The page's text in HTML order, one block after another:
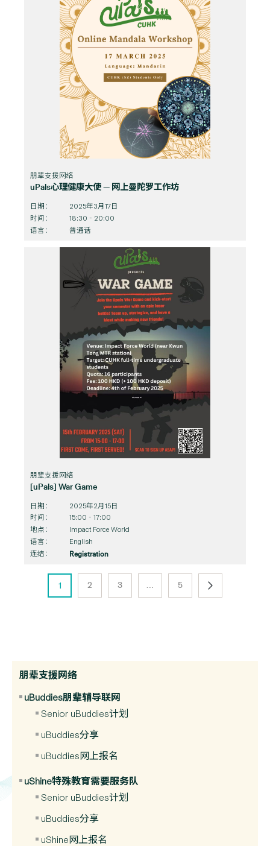
朋辈支援网络
uBuddies朋辈辅导联网
Senior uBuddies计划
uBuddies分享
uBuddies网上报名
uShine特殊教育需要服务队
Senior uBuddies计划
uBuddies分享
uShine网上报名
朋辈支援网络
uPals心理健康大使 — 网上曼陀罗工作坊
日期：
2025年3月17日
时间：
18:30 - 20:00
语言：
普通话
朋辈支援网络
[uPals] War Game
日期：
2025年2月15日
时间：
15:00 - 17:00
地点：
Impact Force World
语言：
English
连结：
Registration
1 2 3 … 5 Next Page